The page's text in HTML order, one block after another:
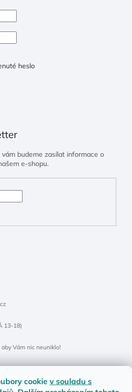
cookie v souladu s
heslo
budeme zasílat informace o
e-shopu.
13-18)
Vám nic neuniklo!